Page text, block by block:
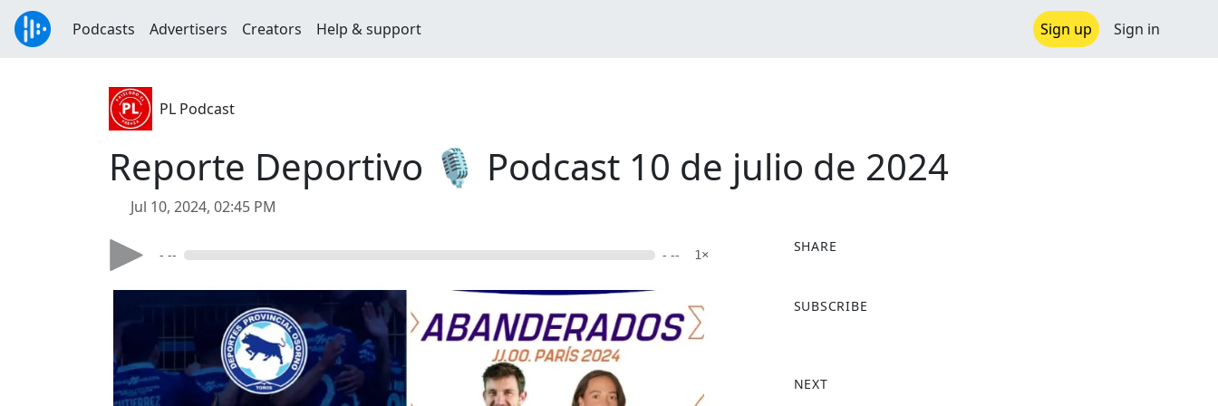
Podcasts Advertisers Creators Help & support Sign up Sign in
PL Podcast
Reporte Deportivo 🎙️ Podcast 10 de julio de 2024
Jul 10, 2024, 02:45 PM
- -- - -- 1×
SHARE
a
o
SUBSCRIBE
NEXT